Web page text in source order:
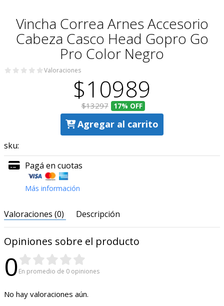
Vincha Correa Arnes Accesorio
Cabeza Casco Head Gopro Go
Pro Color Negro
Valoraciones
$10989
$13297 17% OFF
Agregar al carrito
sku:
Pagá en cuotas
Más información
Valoraciones (0) Descripción
Opiniones sobre el producto
0En promedio de 0 opiniones
No hay valoraciones aún.